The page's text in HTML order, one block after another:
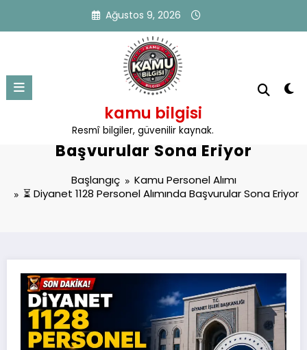
Ağustos 9, 2026
kamu bilgisi
Resmî bilgiler, güvenilir kaynak.
⏳ Diyanet 1128 Personel Alımında
Başvurular Sona Eriyor
Başlangıç
Kamu Personel Alımı
⏳ Diyanet 1128 Personel Alımında Başvurular Sona Eriyor